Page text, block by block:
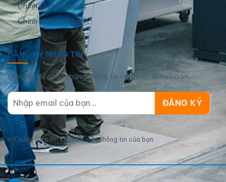
Chính sách bảo mật
Chính sách bảo hành
ĐĂNG KÝ NHẬN TIN
Đăng ký để nhận những thông tin mới nhất từ inviva.vn
✉ Chúng tôi cam kết bảo mật thông tin của bạn.